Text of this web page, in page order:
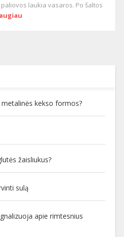
laukia vasaros. Po šaltos
kekso formos?
žaisliukus?
sulą
apie rimtesnius